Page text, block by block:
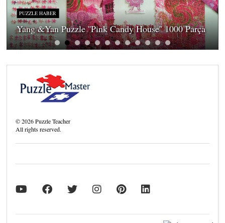
PUZZLE HABER
Yang &Yan Puzzle ''Pink Candy House'' 1000 Parça
©2026Puzzle Teacher
All rights reserved.